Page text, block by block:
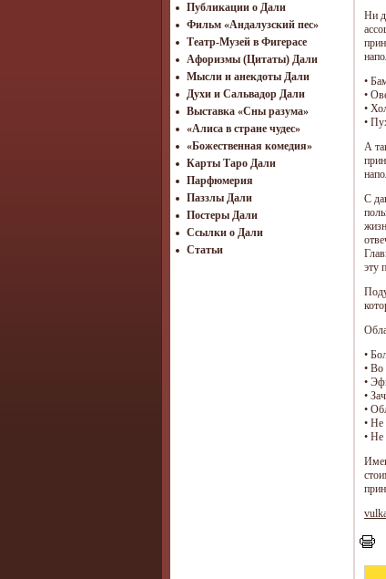
Публикации о Дали
Фильм «Андалузский пес»
Театр-Музей в Фигерасе
Афоризмы (Цитаты) Дали
Мысли и анекдоты Дали
Духи и Сальвадор Дали
Выставка «Сны разума»
«Алиса в стране чудес»
«Божественная комедия»
Карты Таро Дали
Парфюмерия
Паззлы Дали
Постеры Дали
Ссылки о Дали
Статьи
Ни
•
•
•
•
А
С
эту
•
• Во
•
•
•
• Не
• Не